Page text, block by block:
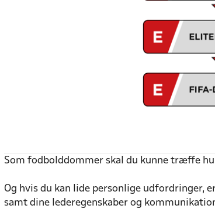
Som fodbolddommer skal du kunne træffe
Og hvis du kan lide personlige udfordringer,
samt dine lederegenskaber og